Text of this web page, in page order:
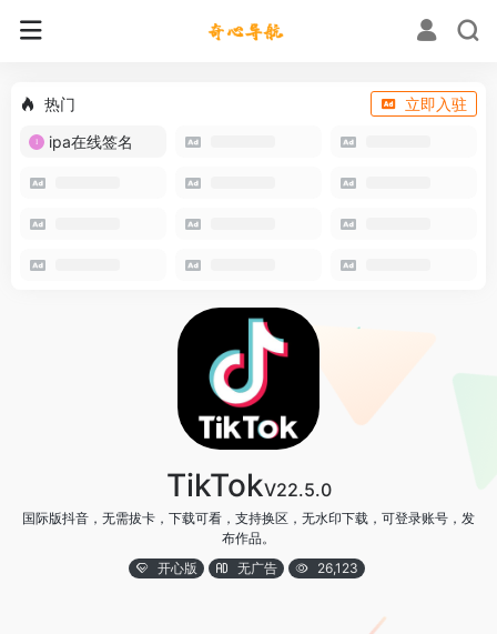
热门
立即入驻
ipa在线签名
TikTokV22.5.0
国际版抖音，无需拔卡，下载可看，支持换区，无水印下载，可登录账号，发
布作品。
开心版
无广告 26,123